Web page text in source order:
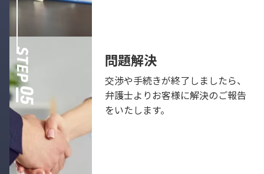
問題解決
交渉や手続きが終了しましたら、
弁護士よりお客様に解決のご報告
をいたします。